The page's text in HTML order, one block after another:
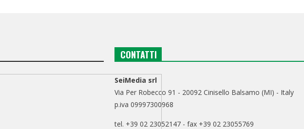
CONTATTI
SeiMedia srl
Via Per Robecco 91 - 20092 Cinisello Balsamo (MI) - Italy
p.iva 09997300968
tel. +39 02 23052147 - fax +39 02 23055769